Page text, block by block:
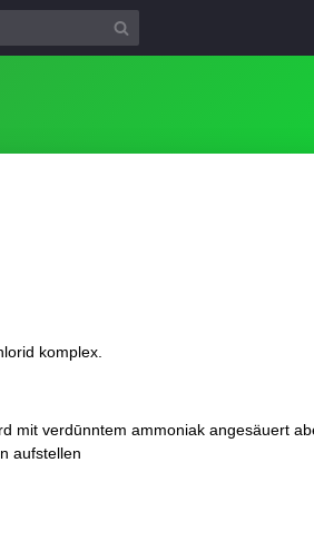
komplex.
mit verdūnntem ammoniak angesäuert
aufstellen